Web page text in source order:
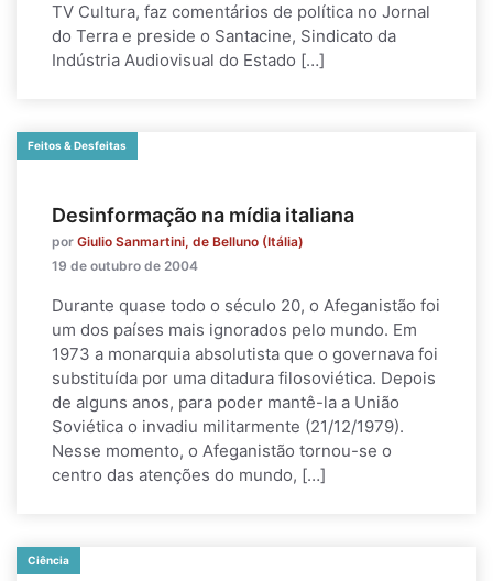
TV Cultura, faz comentários de política no Jornal
do Terra e preside o Santacine, Sindicato da
Indústria Audiovisual do Estado […]
Feitos & Desfeitas
Desinformação na mídia italiana
por Giulio Sanmartini, de Belluno (Itália)
19 de outubro de 2004
Durante quase todo o século 20, o Afeganistão foi
um dos países mais ignorados pelo mundo. Em
1973 a monarquia absolutista que o governava foi
substituída por uma ditadura filosoviética. Depois
de alguns anos, para poder mantê-la a União
Soviética o invadiu militarmente (21/12/1979).
Nesse momento, o Afeganistão tornou-se o
centro das atenções do mundo, […]
Ciência